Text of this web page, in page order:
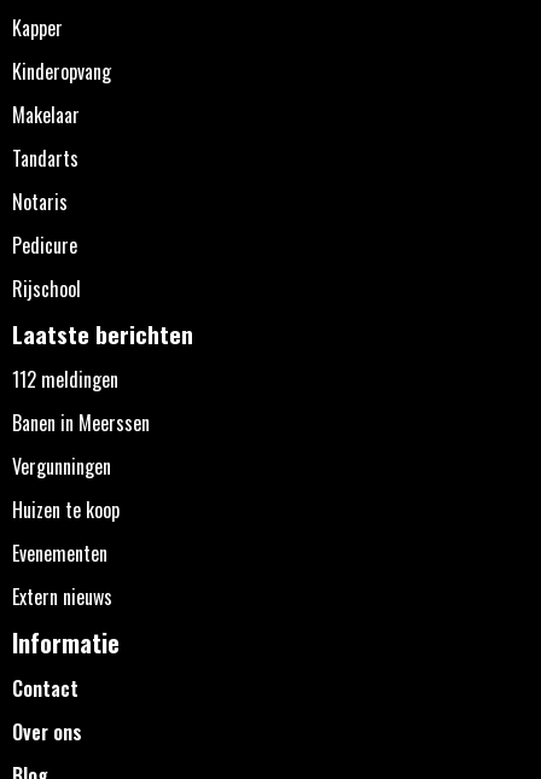
Kapper
Kinderopvang
Makelaar
Tandarts
Notaris
Pedicure
Rijschool
Laatste berichten
112 meldingen
Banen in Meerssen
Vergunningen
Huizen te koop
Evenementen
Extern nieuws
Informatie
Contact
Over ons